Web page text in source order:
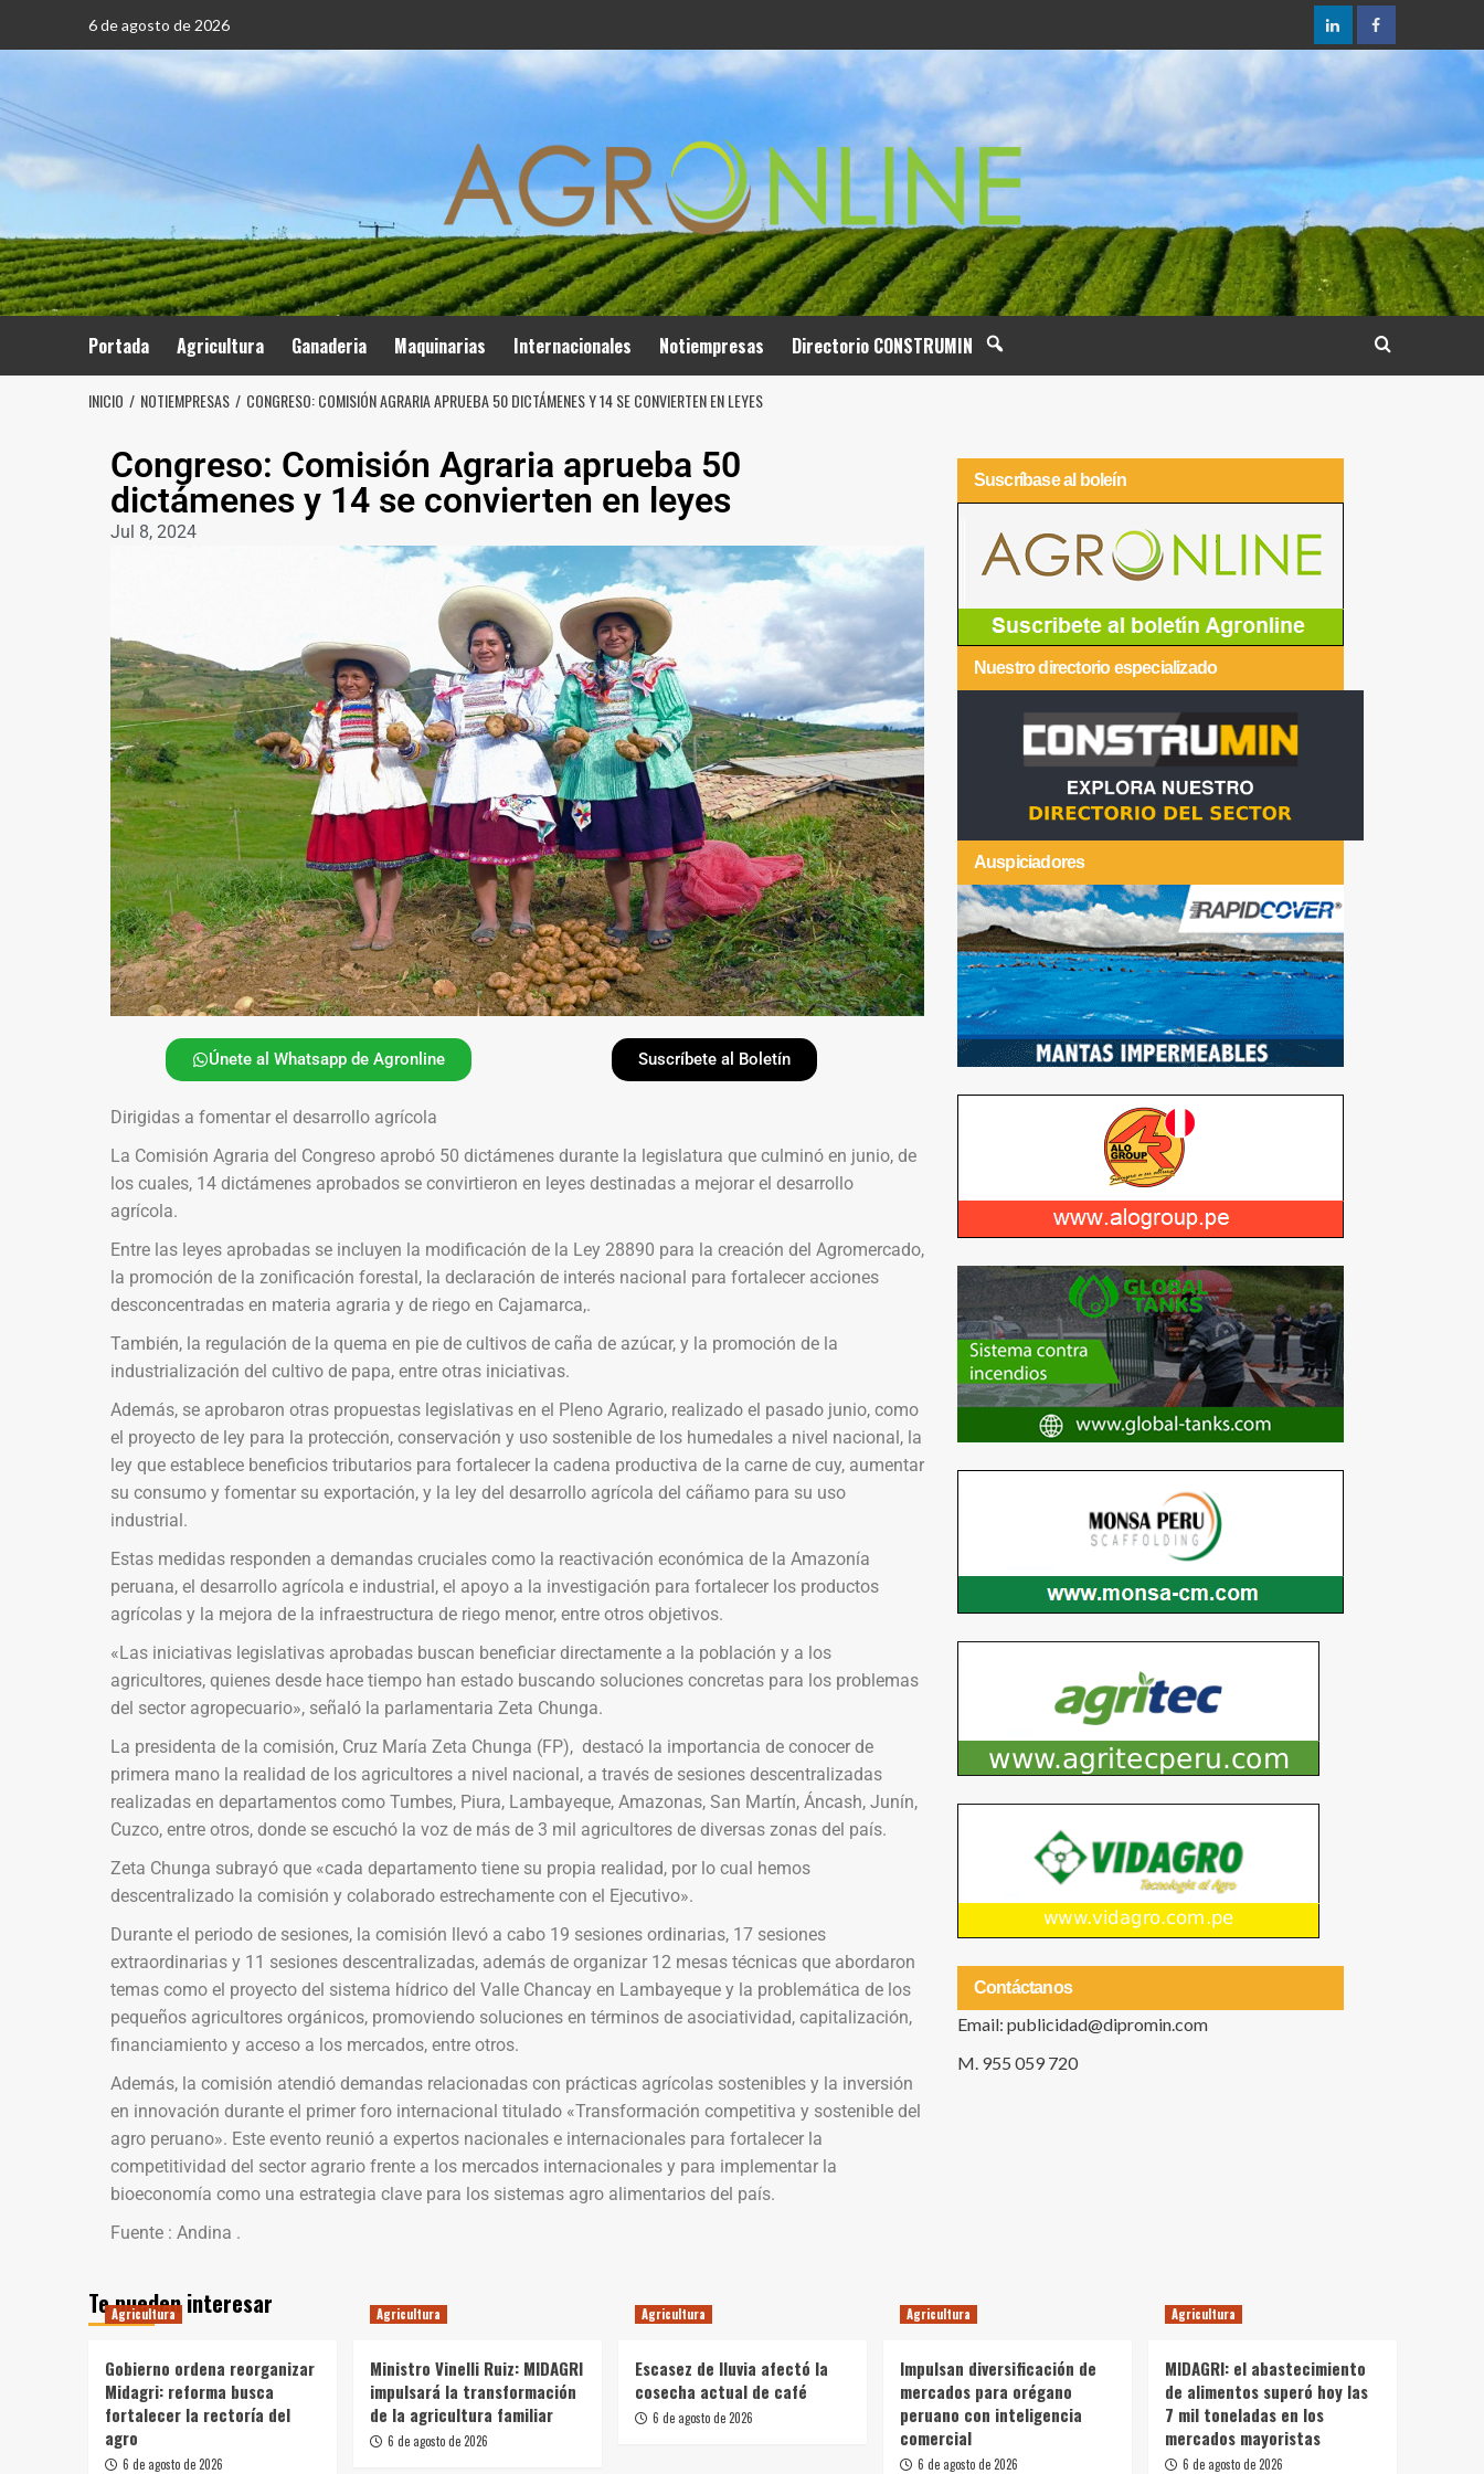
6 de agosto de 2026
Portada Agricultura Ganaderia Maquinarias Internacionales Notiempresas Directorio CONSTRUMIN
INICIO NOTIEMPRESAS CONGRESO: COMISIÓN AGRARIA APRUEBA 50 DICTÁMENES Y 14 SE CONVIERTEN EN LEYES
Congreso: Comisión Agraria aprueba 50
dictámenes y 14 se convierten en leyes
Jul 8, 2024
Únete al Whatsapp de Agronline Suscríbete al Boletín
Dirigidas a fomentar el desarrollo agrícola
La Comisión Agraria del Congreso aprobó 50 dictámenes durante la legislatura que culminó en junio, de
los cuales, 14 dictámenes aprobados se convirtieron en leyes destinadas a mejorar el desarrollo
agrícola.
Entre las leyes aprobadas se incluyen la modificación de la Ley 28890 para la creación del Agromercado,
la promoción de la zonificación forestal, la declaración de interés nacional para fortalecer acciones
desconcentradas en materia agraria y de riego en Cajamarca,.
También, la regulación de la quema en pie de cultivos de caña de azúcar, y la promoción de la
industrialización del cultivo de papa, entre otras iniciativas.
Además, se aprobaron otras propuestas legislativas en el Pleno Agrario, realizado el pasado junio, como
el proyecto de ley para la protección, conservación y uso sostenible de los humedales a nivel nacional, la
ley que establece beneficios tributarios para fortalecer la cadena productiva de la carne de cuy, aumentar
su consumo y fomentar su exportación, y la ley del desarrollo agrícola del cáñamo para su uso
industrial.
Estas medidas responden a demandas cruciales como la reactivación económica de la Amazonía
peruana, el desarrollo agrícola e industrial, el apoyo a la investigación para fortalecer los productos
agrícolas y la mejora de la infraestructura de riego menor, entre otros objetivos.
«Las iniciativas legislativas aprobadas buscan beneficiar directamente a la población y a los
agricultores, quienes desde hace tiempo han estado buscando soluciones concretas para los problemas
del sector agropecuario», señaló la parlamentaria Zeta Chunga.
La presidenta de la comisión, Cruz María Zeta Chunga (FP), destacó la importancia de conocer de
primera mano la realidad de los agricultores a nivel nacional, a través de sesiones descentralizadas
realizadas en departamentos como Tumbes, Piura, Lambayeque, Amazonas, San Martín, Áncash, Junín,
Cuzco, entre otros, donde se escuchó la voz de más de 3 mil agricultores de diversas zonas del país.
Zeta Chunga subrayó que «cada departamento tiene su propia realidad, por lo cual hemos
descentralizado la comisión y colaborado estrechamente con el Ejecutivo».
Durante el periodo de sesiones, la comisión llevó a cabo 19 sesiones ordinarias, 17 sesiones
extraordinarias y 11 sesiones descentralizadas, además de organizar 12 mesas técnicas que abordaron
temas como el proyecto del sistema hídrico del Valle Chancay en Lambayeque y la problemática de los
pequeños agricultores orgánicos, promoviendo soluciones en términos de asociatividad, capitalización,
financiamiento y acceso a los mercados, entre otros.
Además, la comisión atendió demandas relacionadas con prácticas agrícolas sostenibles y la inversión
en innovación durante el primer foro internacional titulado «Transformación competitiva y sostenible del
agro peruano». Este evento reunió a expertos nacionales e internacionales para fortalecer la
competitividad del sector agrario frente a los mercados internacionales y para implementar la
bioeconomía como una estrategia clave para los sistemas agro alimentarios del país.
Fuente : Andina .
Suscríbase al boleín
Nuestro directorio especializado
Auspiciadores
Contáctanos
Email: publicidad@dipromin.com
M. 955 059 720
Te pueden interesar
Agricultura
Gobierno ordena reorganizar
Midagri: reforma busca
fortalecer la rectoría del
agro
6 de agosto de 2026
Agricultura
Ministro Vinelli Ruiz: MIDAGRI
impulsará la transformación
de la agricultura familiar
6 de agosto de 2026
Agricultura
Escasez de lluvia afectó la
cosecha actual de café
6 de agosto de 2026
Agricultura
Impulsan diversificación de
mercados para orégano
peruano con inteligencia
comercial
6 de agosto de 2026
Agricultura
MIDAGRI: el abastecimiento
de alimentos superó hoy las
7 mil toneladas en los
mercados mayoristas
6 de agosto de 2026